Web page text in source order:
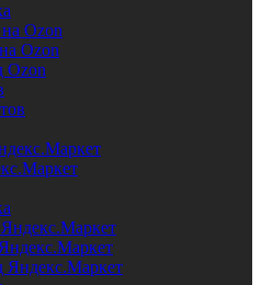
Ozon
Ozon
Ozon
Яндекс.Маркет